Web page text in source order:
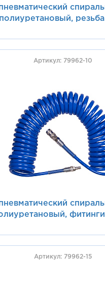
Артикул: 79962-10
Артикул: 79962-15